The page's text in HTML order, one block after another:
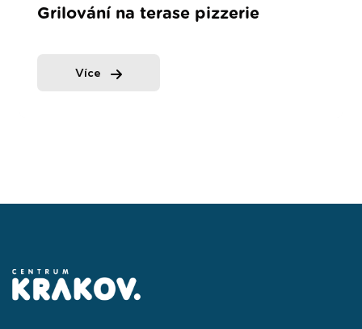
Grilování na terase pizzerie
Více